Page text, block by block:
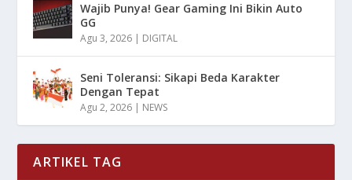
Wajib Punya! Gear Gaming Ini Bikin Auto
GG
Agu 3, 2026 | DIGITAL
Seni Toleransi: Sikapi Beda Karakter
Dengan Tepat
Agu 2, 2026 | NEWS
ARTIKEL TAG